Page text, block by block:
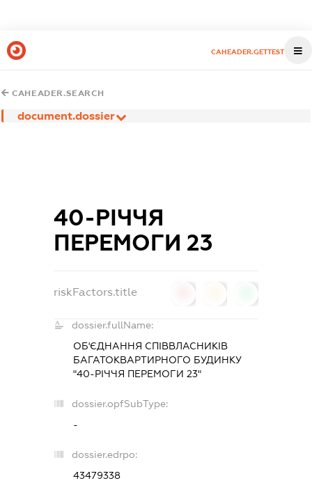
CAHEADER.GETTEST
CAHEADER.SEARCH
document.dossier
40-РІЧЧЯ
ПЕРЕМОГИ 23
riskFactors.title
dossier.fullName:
ОБ'ЄДНАННЯ СПІВВЛАСНИКІВ
БАГАТОКВАРТИРНОГО БУДИНКУ
"40-РІЧЧЯ ПЕРЕМОГИ 23"
dossier.opfSubType:
-
dossier.edrpo:
43479338